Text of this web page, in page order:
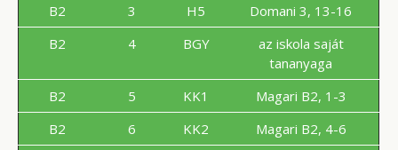
B2
3 H5
Domani 3, 13-16
B2
4 BGY
az iskola saját
tananyaga
B2
5 KK1
Magari B2, 1-3
B2
6 KK2
Magari B2, 4-6